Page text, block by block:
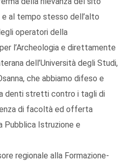
al tempo stesso dell’alto
operatori della
l’Archeologia e direttamente
dell’Università degli Studi,
che abbiamo difeso e
denti stretti contro i tagli di
di facoltà ed offerta
Pubblica Istruzione e
regionale alla Formazione-